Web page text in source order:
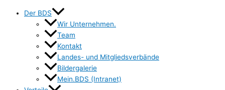
Der BDS
Wir Unternehmen.
Team
Kontakt
Landes- und Mitgliedsverbände
Bildergalerie
Mein.BDS (Intranet)